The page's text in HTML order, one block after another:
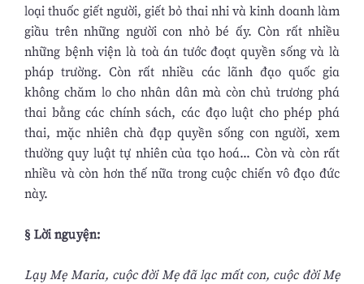
loại thuốc giết người, giết bỏ thai nhi và kinh doanh làm
giầu trên những người con nhỏ bé ấy. Còn rất nhiều
những bệnh viện là toà án tước đoạt quyền sống và là
pháp trường. Còn rất nhiều các lãnh đạo quốc gia
không chăm lo cho nhân dân mà còn chủ trương phá
thai bằng các chính sách, các đạo luật cho phép phá
thai, mặc nhiên chà đạp quyền sống con người, xem
thường quy luật tự nhiên của tạo hoá... Còn và còn rất
nhiều và còn hơn thế nữa trong cuộc chiến vô đạo đức
này.
§ Lời nguyện:
Lạy Mẹ Maria, cuộc đời Mẹ đã lạc mất con, cuộc đời Mẹ